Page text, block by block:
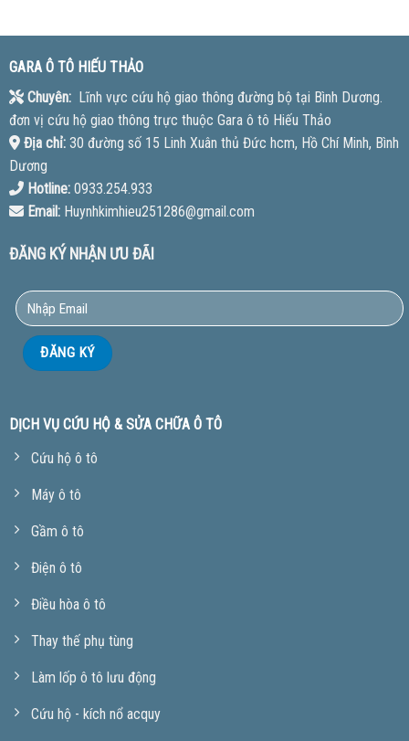
GARA Ô TÔ HIẾU THẢO
Chuyên:Lĩnh vực cứu hộ giao thông đường bộ tại Bình Dương.
đơn vị cứu hộ giao thông trực thuộc Gara ô tô Hiếu Thảo
Địa chỉ:30 đường số 15 Linh Xuân thủ Đức hcm, Hồ Chí Minh, Bình
Dương
Hotline:0933.254.933
Email:Huynhkimhieu251286@gmail.com
ĐĂNG KÝ NHẬN ƯU ĐÃI
DỊCH VỤ CỨU HỘ & SỬA CHỮA Ô TÔ
Cứu hộ ô tô
Máy ô tô
Gầm ô tô
Điện ô tô
Điều hòa ô tô
Thay thế phụ tùng
Làm lốp ô tô lưu động
Cứu hộ - kích nổ acquy